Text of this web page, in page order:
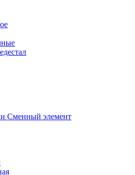
Сменный элемент